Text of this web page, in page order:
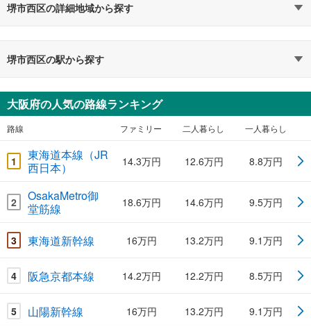
堺市西区の詳細地域から探す
堺市西区の駅から探す
大阪府の人気の路線ランキング
路線 ファミリー 二人暮らし 一人暮らし
1
東海道本線（JR
西日本）
14.3万円 12.6万円 8.8万円
2
OsakaMetro御
堂筋線
18.6万円 14.6万円 9.5万円
3 東海道新幹線 16万円 13.2万円 9.1万円
4 阪急京都本線 14.2万円 12.2万円 8.5万円
5 山陽新幹線 16万円 13.2万円 9.1万円